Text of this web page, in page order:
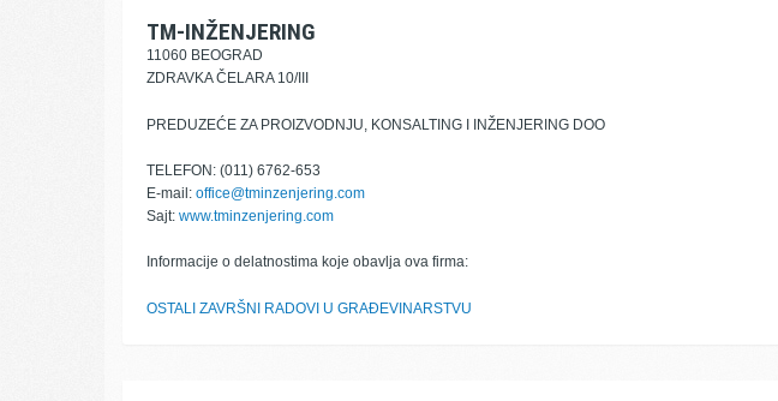
TM-INŽENJERING
11060 BEOGRAD
ZDRAVKA ČELARA 10/III
PREDUZEĆE ZA PROIZVODNJU, KONSALTING I INŽENJERING DOO
TELEFON: (011) 6762-653
E-mail: office@tminzenjering.com
Sajt: www.tminzenjering.com
Informacije o delatnostima koje obavlja ova firma:
OSTALI ZAVRŠNI RADOVI U GRAĐEVINARSTVU